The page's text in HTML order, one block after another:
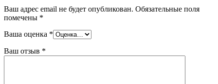
Ваш адрес email не будет опубликован. Обязательные поля
помечены *
Ваша оценка *
Ваш отзыв *